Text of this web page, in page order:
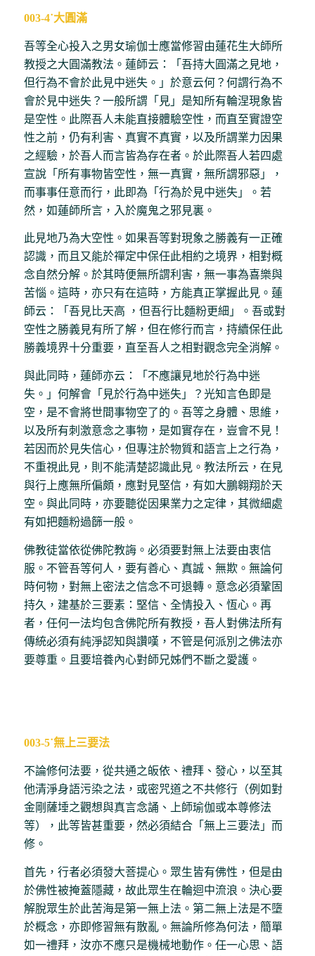
003-4˙大圓滿
吾等全心投入之男女瑜伽士應當修習由蓮花生大師所
教授之大圓滿教法。蓮師云：「吾持大圓滿之見地，
但行為不會於此見中迷失。」於意云何？何謂行為不
會於見中迷失？一般所謂「見」是知所有輪涅現象皆
是空性。此際吾人未能直接體驗空性，而直至實證空
性之前，仍有利害、真實不真實，以及所謂業力因果
之經驗，於吾人而言皆為存在者。於此際吾人若四處
宣說「所有事物皆空性，無一真實，無所謂邪惡」，
而事事任意而行，此即為「行為於見中迷失」。若
然，如蓮師所言，入於魔鬼之邪見裏。
此見地乃為大空性。如果吾等對現象之勝義有一正確
認識，而且又能於禪定中保任此相約之境界，相對概
念自然分解。於其時便無所謂利害，無一事為喜樂與
苦惱。這時，亦只有在這時，方能真正掌握此見。蓮
師云：「吾見比天高 ，但吾行比麵粉更細」。吾或對
空性之勝義見有所了解，但在修行而言，持續保任此
勝義境界十分重要，直至吾人之相對觀念完全消解。
與此同時，蓮師亦云：「不應讓見地於行為中迷
失。」何解會「見於行為中迷失」？光知言色即是
空，是不會將世間事物空了的。吾等之身體、思維，
以及所有刺激意念之事物，是如實存在，豈會不見！
若因而於見失信心，但專注於物質和語言上之行為，
不重視此見，則不能清楚認識此見。教法所云，在見
與行上應無所偏頗，應對見堅信，有如大鵬翱翔於天
空。與此同時，亦要聽從因果業力之定律，其微細處
有如把麵粉過篩一般。
佛教徒當依從佛陀教誨。必須要對無上法要由衷信
服。不管吾等何人，要有善心、真誠、無欺。無論何
時何物，對無上密法之信念不可退轉。意念必須鞏固
持久，建基於三要素：堅信、全情投入、恆心。再
者，任何一法均包含佛陀所有教授，吾人對佛法所有
傳統必須有純淨認知與讚嘆，不管是何派別之佛法亦
要尊重。且要培養內心對師兄姊們不斷之愛護。
003-5˙無上三要法
不論修何法要，從共通之皈依、禮拜、發心，以至其
他清淨身語污染之法，或密咒道之不共修行（例如對
金剛薩埵之觀想與真言念誦、上師瑜伽或本尊修法
等），此等皆甚重要，然必須結合「無上三要法」而
修。
首先，行者必須發大菩提心。眾生皆有佛性，但是由
於佛性被掩蓋隱藏，故此眾生在輪迴中流浪。決心要
解脫眾生於此苦海是第一無上法。第二無上法是不墮
於概念，亦即修習無有散亂。無論所修為何法，簡單
如一禮拜，汝亦不應只是機械地動作。任一心思、語